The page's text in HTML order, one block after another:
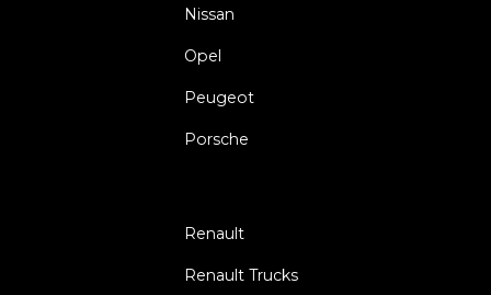
Nissan
Opel
Peugeot
Porsche
Renault
Renault Trucks